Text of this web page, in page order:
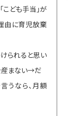
こども手当」が
由に育児放棄
られると思い
産まない→だ
うなら、月額